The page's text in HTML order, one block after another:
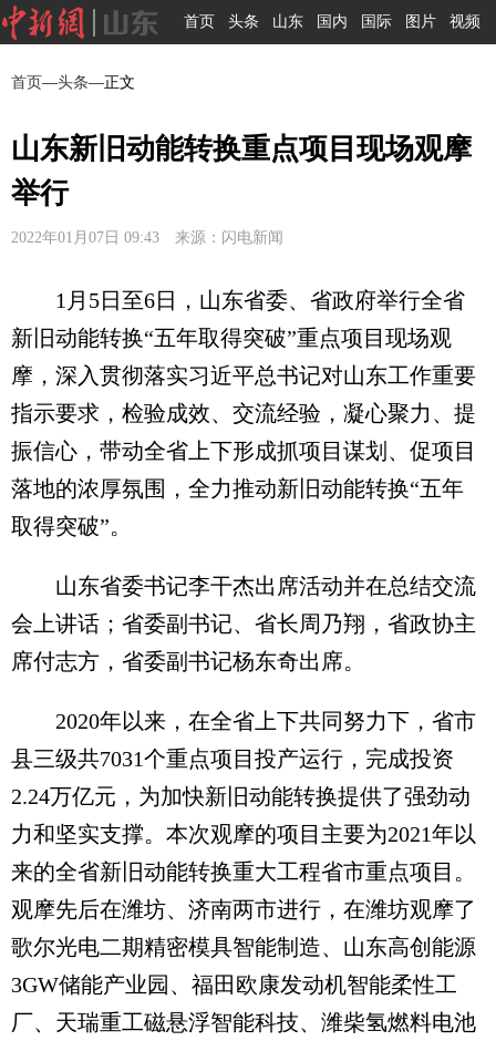
首页 头条 山东 国内 国际 图片 视频
首页—头条—正文
山东新旧动能转换重点项目现场观摩
举行
2022年01月07日 09:43 来源：闪电新闻
1月5日至6日，山东省委、省政府举行全省
新旧动能转换“五年取得突破”重点项目现场观
摩，深入贯彻落实习近平总书记对山东工作重要
指示要求，检验成效、交流经验，凝心聚力、提
振信心，带动全省上下形成抓项目谋划、促项目
落地的浓厚氛围，全力推动新旧动能转换“五年
取得突破”。
山东省委书记李干杰出席活动并在总结交流
会上讲话；省委副书记、省长周乃翔，省政协主
席付志方，省委副书记杨东奇出席。
2020年以来，在全省上下共同努力下，省市
县三级共7031个重点项目投产运行，完成投资
2.24万亿元，为加快新旧动能转换提供了强劲动
力和坚实支撑。本次观摩的项目主要为2021年以
来的全省新旧动能转换重大工程省市重点项目。
观摩先后在潍坊、济南两市进行，在潍坊观摩了
歌尔光电二期精密模具智能制造、山东高创能源
3GW储能产业园、福田欧康发动机智能柔性工
厂、天瑞重工磁悬浮智能科技、潍柴氢燃料电池